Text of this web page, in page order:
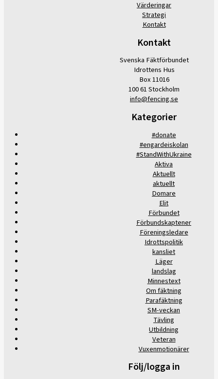
Värderingar
Strategi
Kontakt
Kontakt
Svenska Fäktförbundet
Idrottens Hus
Box 11016
100 61 Stockholm
info@fencing.se
Kategorier
#donate
#engardeiskolan
#StandWithUkraine
Aktiva
Aktuellt
aktuellt
Domare
Elit
Förbundet
Förbundskaptener
Föreningsledare
Idrottspolitik
kansliet
Läger
landslag
Minnestext
Om fäktning
Parafäktning
SM-veckan
Tävling
Utbildning
Veteran
Vuxenmotionärer
Följ/logga in